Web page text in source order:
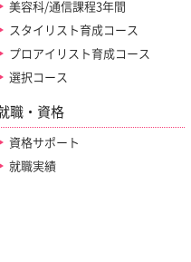
美容科/通信課程3年間
スタイリスト育成コース
プロアイリスト育成コース
選択コース
職・資格
資格サポート
就職実績